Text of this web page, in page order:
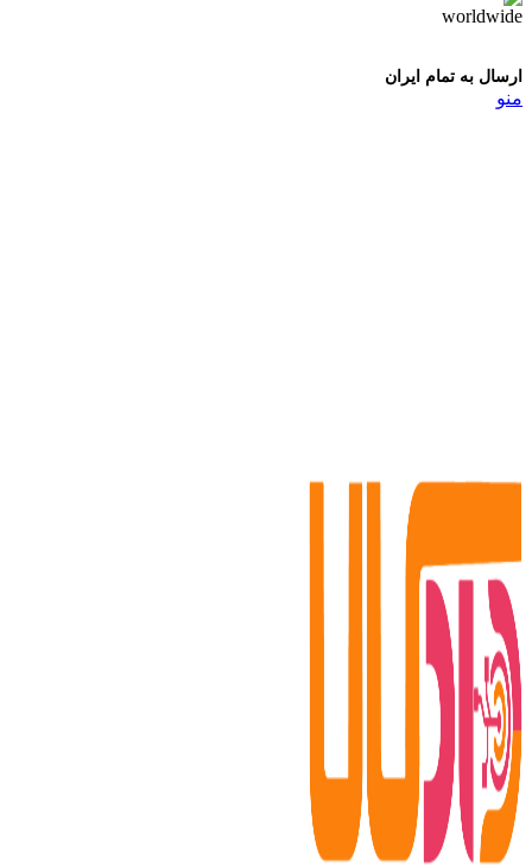
ارسال به تمام ایران
منو